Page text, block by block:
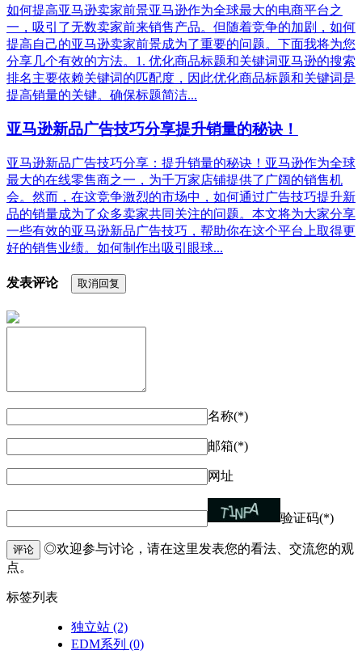
如何提高亚马逊卖家前景亚马逊作为全球最大的电商平台之
一，吸引了无数卖家前来销售产品。但随着竞争的加剧，如何
提高自己的亚马逊卖家前景成为了重要的问题。下面我将为您
分享几个有效的方法。1. 优化商品标题和关键词亚马逊的搜索
排名主要依赖关键词的匹配度，因此优化商品标题和关键词是
提高销量的关键。确保标题简洁...
亚马逊新品广告技巧分享提升销量的秘诀！
亚马逊新品广告技巧分享：提升销量的秘诀！亚马逊作为全球
最大的在线零售商之一，为千万家店铺提供了广阔的销售机
会。然而，在这竞争激烈的市场中，如何通过广告技巧提升新
品的销量成为了众多卖家共同关注的问题。本文将为大家分享
一些有效的亚马逊新品广告技巧，帮助你在这个平台上取得更
好的销售业绩。如何制作出吸引眼球...
发表评论 取消回复
名称(*)
邮箱(*)
网址
验证码(*)
评论
◎欢迎参与讨论，请在这里发表您的看法、交流您的观
点。
标签列表
独立站 (2)
EDM系列 (0)